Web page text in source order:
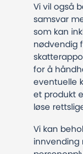
Vi vil også
samsvar
som kan
nødvendig
for å
eventuelle
et produkt
løse
Vi kan
innvending